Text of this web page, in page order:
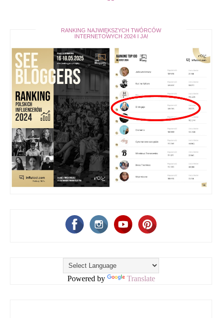
RANKING NAJWIĘKSZYCH TWÓRCÓW
INTERNETOWYCH 2024 I JA!
Powered by Translate